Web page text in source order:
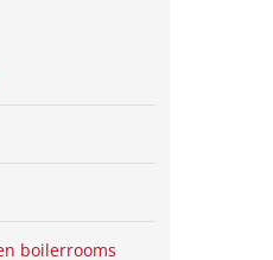
boilerrooms